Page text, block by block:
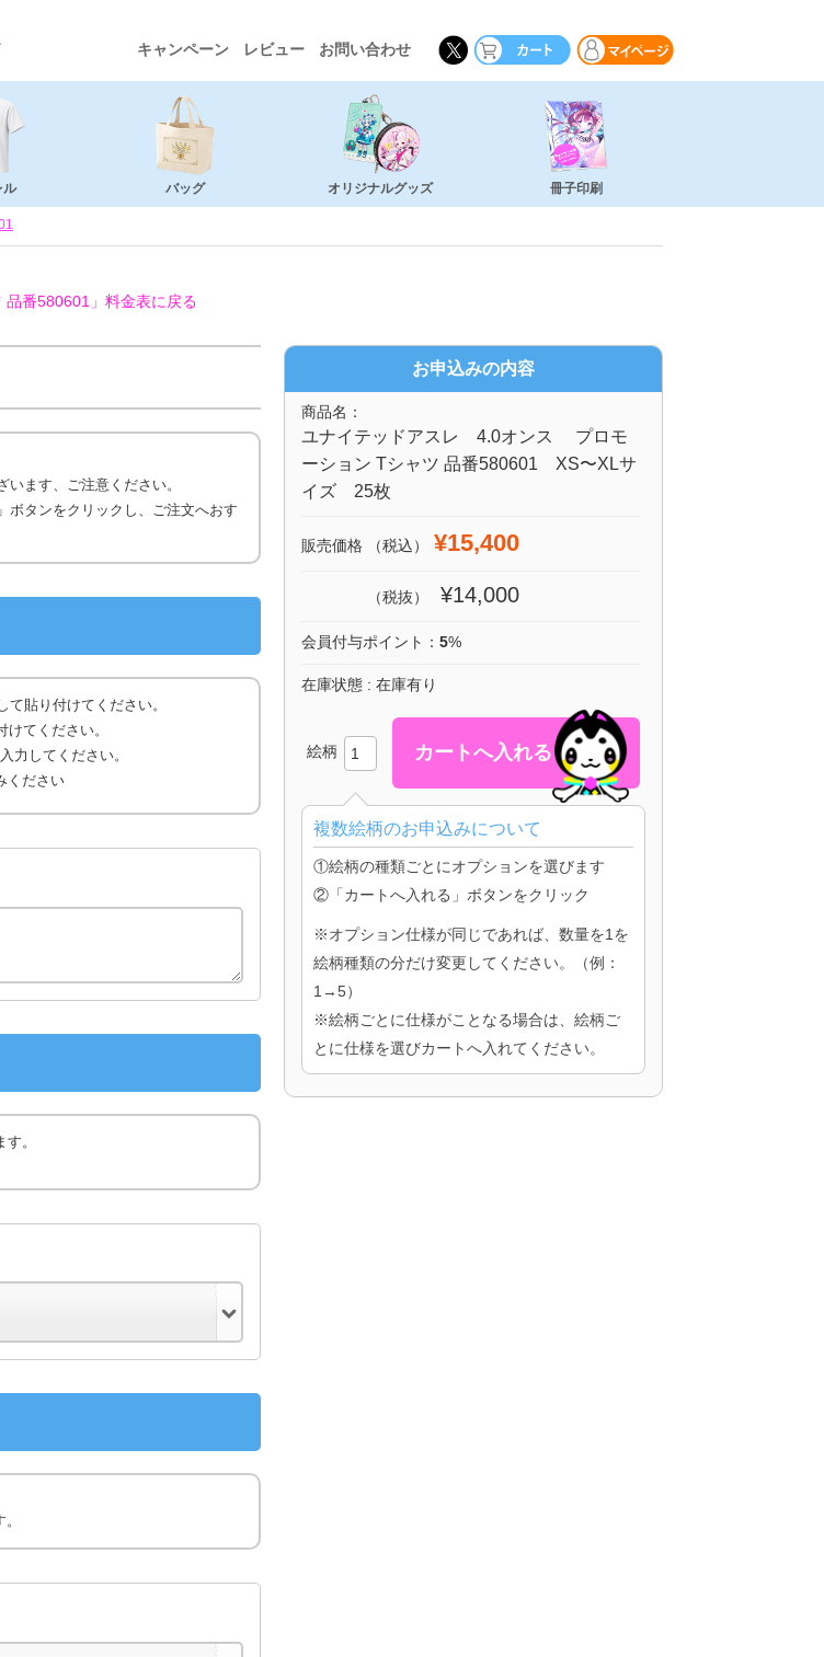
キャンペーン レビュー お問い合わせ
ル バッグ オリジナルグッズ 冊子印刷
番580601」 料金表に戻る
ます、ご注意ください。
ボタンをクリックし、ご注文へおす
貼り付けてください。
てください。
力してください。
ください
。
お申込みの内容
商品名：
ユナイテッドアスレ 4.0オンス プロモ
ーション Tシャツ 品番580601 XS〜XLサ
イズ 25枚
販売価格 （税込） ¥15,400
（税抜） ¥14,000
会員付与ポイント： 5%
在庫状態 : 在庫有り
絵柄
複数絵柄のお申込みについて
①絵柄の種類ごとにオプションを選びます
②「カートへ入れる」ボタンをクリック
※オプション仕様が同じであれば、数量を1を
絵柄種類の分だけ変更してください。（例：
1→5）
※絵柄ごとに仕様がことなる場合は、絵柄ご
とに仕様を選びカートへ入れてください。